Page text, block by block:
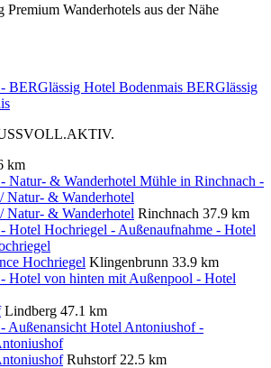
Wanderhotels aus der Nähe
BERGlässig
km
Natur- & Wanderhotel Rinchnach 37.9 km
Hochriegel Klingenbrunn 33.9 km
Lindberg 47.1 km
Ruhstorf 22.5 km